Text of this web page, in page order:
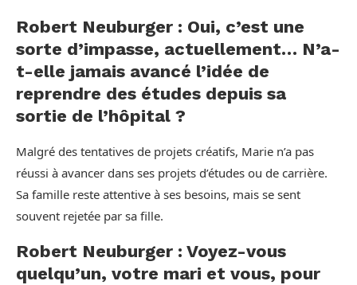
Robert Neuburger : Oui, c’est une
sorte d’impasse, actuellement… N’a-
t-elle jamais avancé l’idée de
reprendre des études depuis sa
sortie de l’hôpital ?
Malgré des tentatives de projets créatifs, Marie n’a pas
réussi à avancer dans ses projets d’études ou de carrière.
Sa famille reste attentive à ses besoins, mais se sent
souvent rejetée par sa fille.
Robert Neuburger : Voyez-vous
quelqu’un, votre mari et vous, pour